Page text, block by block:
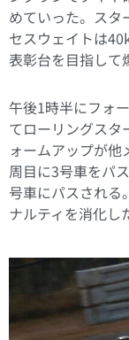
めていった。スタ
セスウェイトは
表彰台を目指して
午後1時半にフォ
てローリングスタ
ォームアップが
周目に3号車をパ
号車にパスされる
ナルティを消化し